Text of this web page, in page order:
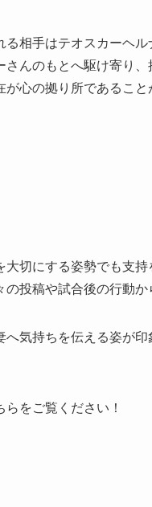
相手はテオスカーヘ
んのもとへ駆け寄り
心の拠り所であるこ
切にする姿勢でも支
投稿や試合後の行動か
気持ちを伝える姿が
らをご覧ください！